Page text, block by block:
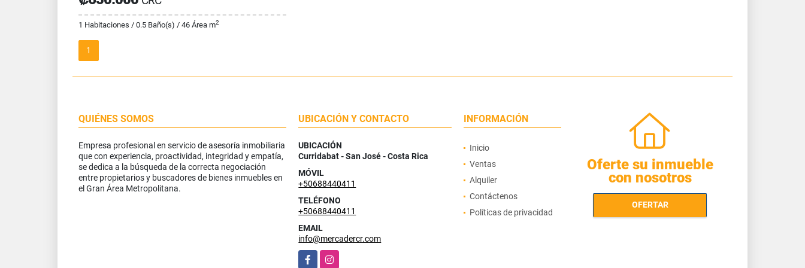
1 Habitaciones / 0.5 Baño(s) / 46 Área m2
1
QUIÉNES SOMOS
Empresa profesional en servicio de asesoría inmobiliaria
que con experiencia, proactividad, integridad y empatía,
se dedica a la búsqueda de la correcta negociación
entre propietarios y buscadores de bienes inmuebles en
el Gran Área Metropolitana.
UBICACIÓN Y CONTACTO
UBICACIÓN
Curridabat - San José - Costa Rica
MÓVIL
+50688440411
TELÉFONO
+50688440411
EMAIL
info@mercadercr.com
FacebookInstagram
INFORMACIÓN
Inicio
Ventas
Alquiler
Contáctenos
Políticas de privacidad
Oferte su inmueble
con nosotros
OFERTAR